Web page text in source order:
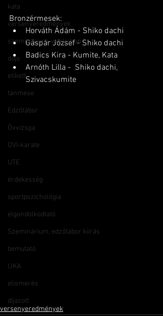
kata
versenyeredmények
szeminárium, workshop
dojo
etikett
tanmese
Edzőtábor
Övvizsga
OVI-karate
UTE
érdekesség
sportpszichológia
elgondolkodtató
Szeminárium, edzőtábor kiírás
bemutató
IJKA
elismerés
díjazott
Bronzérmesek:
Horváth Ádám - Shiko dachi
Gáspár József - Shiko dachi
Badics Kira - Kumite, Kata
Arnóth Lilla -  Shiko dachi,
Szivacskumite
versenyeredmények